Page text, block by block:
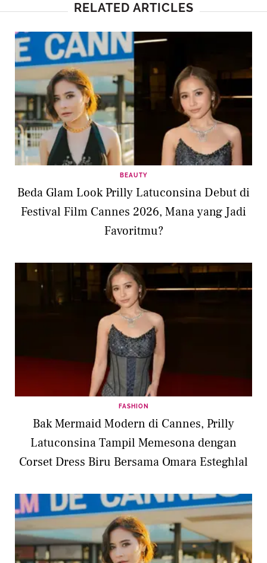
RELATED ARTICLES
BEAUTY
Beda Glam Look Prilly Latuconsina Debut di
Festival Film Cannes 2026, Mana yang Jadi
Favoritmu?
FASHION
Bak Mermaid Modern di Cannes, Prilly
Latuconsina Tampil Memesona dengan
Corset Dress Biru Bersama Omara Esteghlal